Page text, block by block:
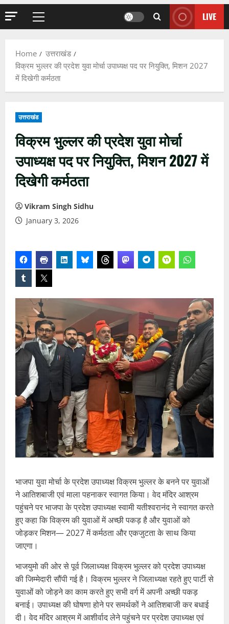
Primary
LIVE
Home
उत्तराखंड
विक्रम भुल्लर की प्रदेश युवा मोर्चा उपाध्यक्ष पद पर नियुक्ति, मिशन 2027
में दिखेगी कर्मठता
उत्तराखंड
विक्रम भुल्लर की प्रदेश युवा मोर्चा
उपाध्यक्ष पद पर नियुक्ति, मिशन 2027 में
दिखेगी कर्मठता
Vikram Singh Sidhu
January 3, 2026
भाजपा युवा मोर्चा के प्रदेश उपाध्यक्ष विक्रम भुल्लर के बनने पर युवाओं
ने आतिशबाजी एवं माला पहनाकर स्वागत किया। वेद मंदिर आश्रम
पहुंचने पर भाजपा के प्रदेश उपाध्यक्ष स्वामी यतीश्वरानंद ने स्वागत करते
हुए कहा कि विक्रम की युवाओं में अच्छी पकड़ है और युवाओं को
जोड़कर मिशन— 2027 में कर्मठता और एकजुटता के साथ किया
जाएगा।
भाजयुमो की ओर से पूर्व जिलाध्यक्ष विक्रम भुल्लर को प्रदेश उपाध्यक्ष
की जिम्मेदारी सौंपी गई है। विक्रम भुल्लर ने जिलाध्यक्ष रहते हुए पार्टी से
युवाओं को जोड़ने का काम करते हुए सभी वर्ग में अपनी अच्छी पकड़
बनाई। उपाध्यक्ष की घोषणा होने पर समर्थकों ने आतिशबाजी कर बधाई
दी। वेद मंदिर आश्रम में आशीर्वाद लेने पहुंचने पर प्रदेश उपाध्यक्ष एवं